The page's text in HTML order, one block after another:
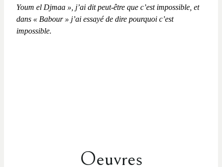
Youm el Djmaa », j’ai dit peut-être que c’est impossible, et
dans « Babour » j’ai essayé de dire pourquoi c’est
impossible.
Oeuvres